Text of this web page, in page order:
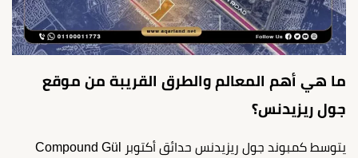
ما هي أهم المعالم والطرق القريبة من موقع
جول ريزيدنس؟
يتوسط كمبوند جول ريزيدنس حدائق أكتوبر Compound Gül